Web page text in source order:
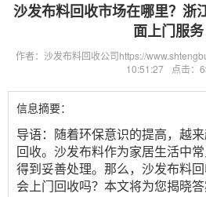
沙发布料回收市场在哪里？浙
面上门服务
作者：沙发布料回收公司https://
10:51:27
点击：
信息摘要：
导语：随着环保意识的提高，越
回收。沙发布料作为家居生活中
得到妥善处理。那么，沙发布料
会上门回收吗？本文将为您揭晓答